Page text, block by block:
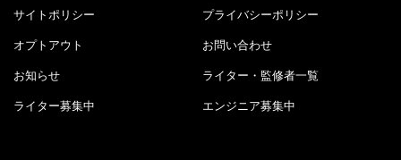
サイトポリシー プライバシーポリシー
オプトアウト お問い合わせ
お知らせ ライター・監修者一覧
ライター募集中 エンジニア募集中